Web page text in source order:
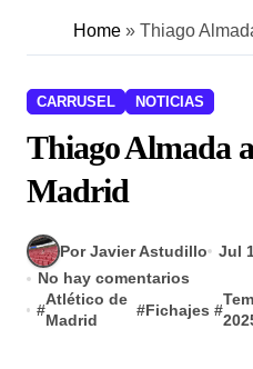
Home » Thiago
CARRUSEL NOTICIAS
Thiago Almada
Madrid
Por Javier Astudillo
Jul
No hay comentarios
#
Atlético de
Madrid
#Fichajes #